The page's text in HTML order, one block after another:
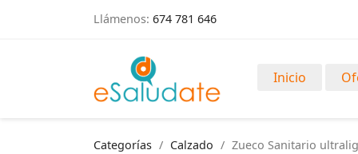
Llámenos: 674 781 646
Inicio
Categorías Calzado Zueco Sanitario